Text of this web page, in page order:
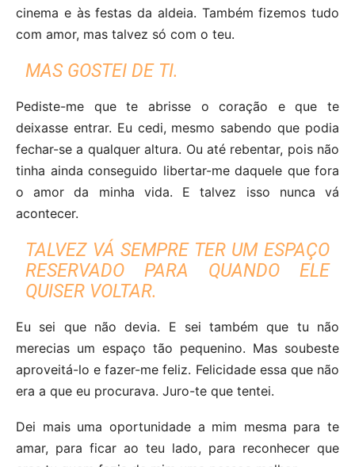
cinema e às festas da aldeia. Também fizemos tudo
com amor, mas talvez só com o teu.
MAS GOSTEI DE TI.
Pediste-me que te abrisse o coração e que te
deixasse entrar. Eu cedi, mesmo sabendo que podia
fechar-se a qualquer altura. Ou até rebentar, pois não
tinha ainda conseguido libertar-me daquele que fora
o amor da minha vida. E talvez isso nunca vá
acontecer.
TALVEZ VÁ SEMPRE TER UM ESPAÇO
RESERVADO PARA QUANDO ELE
QUISER VOLTAR.
Eu sei que não devia. E sei também que tu não
merecias um espaço tão pequenino. Mas soubeste
aproveitá-lo e fazer-me feliz. Felicidade essa que não
era a que eu procurava. Juro-te que tentei.
Dei mais uma oportunidade a mim mesma para te
amar, para ficar ao teu lado, para reconhecer que